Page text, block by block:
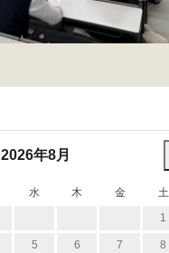
2026年8月
水 木 金
土
1
5 6 7 8